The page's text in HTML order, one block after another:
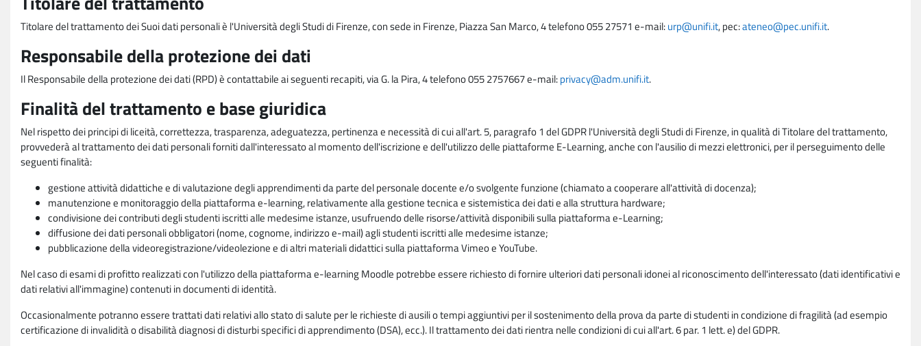
Titolare del trattamento dei Suoi dati personali è l'Università degli Studi di Firenze, con sede in Firenze, Piazza San Marco, 4 telefono 055 27571 e-mail:urp@unifi.it, pec:ateneo@pec.unifi.it.
Responsabile della protezione dei dati
Il Responsabile della protezione dei dati (RPD) è contattabile ai seguenti recapiti, via G. la Pira, 4 telefono 055 2757667 e-mail:privacy@adm.unifi.it.
Finalità del trattamento e base giuridica
Nel rispetto dei principi di liceità, correttezza, trasparenza, adeguatezza, pertinenza e necessità di cui all'art. 5, paragrafo 1 del GDPR l'Università degli Studi di Firenze, in qualità di Titolare del trattamento,
provvederà al trattamento dei dati personali forniti dall'interessato al momento dell'iscrizione e dell'utilizzo delle piattaforme E-Learning, anche con l'ausilio di mezzi elettronici, per il perseguimento delle
seguenti finalità:
gestione attività didattiche e di valutazione degli apprendimenti da parte del personale docente e/o svolgente funzione (chiamato a cooperare all'attività di docenza);
manutenzione e monitoraggio della piattaforma e-learning, relativamente alla gestione tecnica e sistemistica dei dati e alla struttura hardware;
condivisione dei contributi degli studenti iscritti alle medesime istanze, usufruendo delle risorse/attività disponibili sulla piattaforma e-Learning;
diffusione dei dati personali obbligatori (nome, cognome, indirizzo e-mail) agli studenti iscritti alle medesime istanze;
pubblicazione della videoregistrazione/videolezione e di altri materiali didattici sulla piattaforma Vimeo e YouTube.
Nel caso di esami di profitto realizzati con l'utilizzo della piattaforma e-learning Moodle potrebbe essere richiesto di fornire ulteriori dati personali idonei al riconoscimento dell'interessato (dati identificativi e
dati relativi all'immagine) contenuti in documenti di identità.
Occasionalmente potranno essere trattati dati relativi allo stato di salute per le richieste di ausili o tempi aggiuntivi per il sostenimento della prova da parte di studenti in condizione di fragilità (ad esempio
certificazione di invalidità o disabilità diagnosi di disturbi specifici di apprendimento (DSA), ecc.). Il trattamento dei dati rientra nelle condizioni di cui all'art. 6 par. 1 lett. e) del GDPR.